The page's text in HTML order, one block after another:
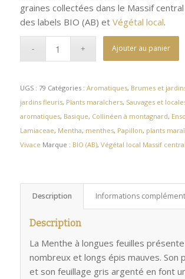
graines collectées dans le Massif
des labels BIO (AB) et Végétal local.
Ajouter au panier
UGS : 79 Catégories : Aromatiques, Brumes et
jardins fleuris, Plants maraîchers, Sauvages et
aromatiques, Basique, Collinéen à montagnard,
Lamiaceae, Mentha, menthes, Papillon, plants
Vivace Marque : BIO (AB), Végétal local Massif central
Description Informations
Description
La Menthe à longues feuilles
nombreux et longs épis mauves. Son
et son feuillage gris argenté en font